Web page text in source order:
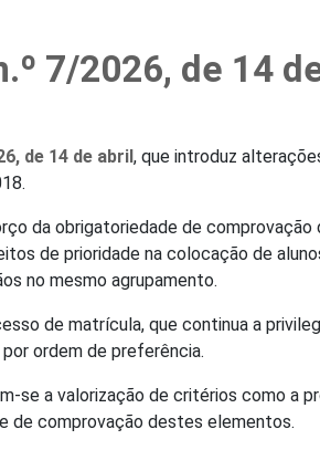
7/2026, de 14
de 14 de abril , que introduz
da obrigatoriedade de
de prioridade na colocação de
no mesmo agrupamento.
de matrícula, que continua a
ordem de preferência.
se a valorização de critérios como a
de comprovação destes elementos.